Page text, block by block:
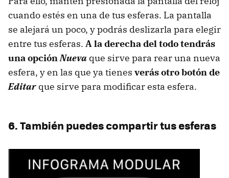
cuando estés en una de tus esferas. La pantalla
se alejará un poco, y podrás deslizarla para elegir
entre tus esferas. A la derecha del todo tendrás
una opciónNueva que sirve para rear una nueva
esfera, y en las que ya tienes verás otro botón de
Editar que sirve para modificar esta esfera.
6. También puedes compartir tus esferas